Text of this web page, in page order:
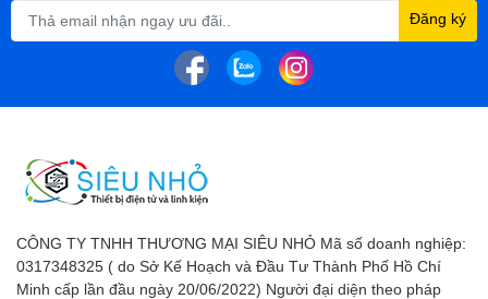
Đăng ký
CÔNG TY TNHH THƯƠNG MẠI SIÊU NHỎ Mã số doanh nghiệp:
0317348325 ( do Sở Kế Hoạch và Đầu Tư Thành Phố Hồ Chí
Minh cấp lần đầu ngày 20/06/2022) Người đại diện theo pháp